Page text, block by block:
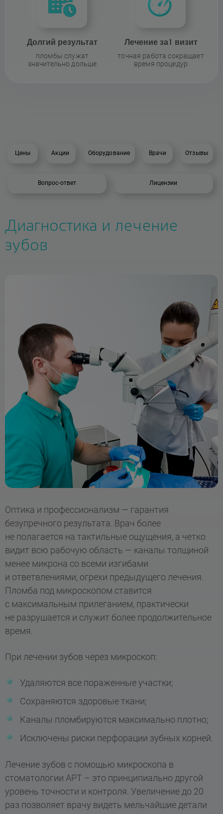
Долгий результат
пломбы служат
значительно дольше
Лечение за 1 визит
точная работа сокращает
время процедур
Цены Акции Оборудование Врачи Отзывы
Вопрос-ответ Лицензии
Диагностика и лечение
зубов
Оптика и профессионализм — гарантия
безупречного результата. Врач более
не полагается на тактильные ощущения, а четко
видит всю рабочую область — каналы толщиной
менее микрона со всеми изгибами
и ответвлениями, огрехи предыдущего лечения.
Пломба под микроскопом ставится
с максимальным прилеганием, практически
не разрушается и служит более продолжительное
время.
При лечении зубов через микроскоп:
Удаляются все пораженные участки;
Сохраняются здоровые ткани;
Каналы пломбируются максимально плотно;
Исключены риски перфорации зубных корней.
Лечение зубов с помощью микроскопа в
стоматологии АРТ – это принципиально другой
уровень точности и контроля. Увеличение до 20
раз позволяет врачу видеть мельчайшие детали